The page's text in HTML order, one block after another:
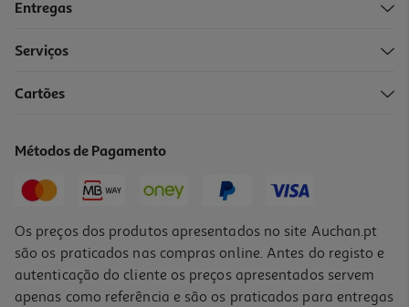
Entregas
Serviços
Cartões
Métodos de Pagamento
Os preços dos produtos apresentados no site Auchan.pt
são os praticados nas compras online. Antes do registo e
autenticação do cliente os preços apresentados servem
apenas como referência e são os praticados para entregas